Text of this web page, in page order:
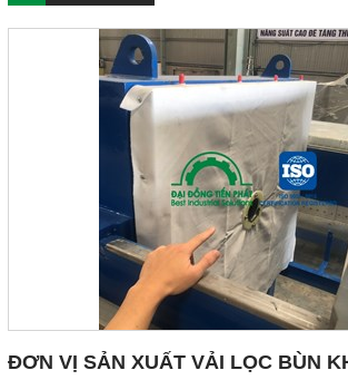
ĐƠN VỊ SẢN XUẤT VẢI LỌC BÙN